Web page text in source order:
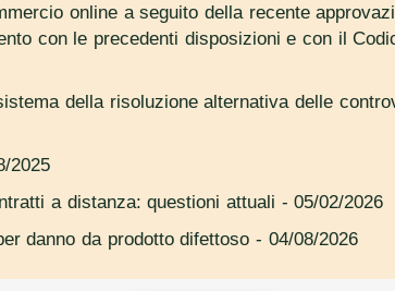
online a seguito della recente
con le precedenti disposizioni e con il
della risoluzione alternativa delle
2025
a distanza: questioni attuali - 05/02/2026
danno da prodotto difettoso - 04/08/2026